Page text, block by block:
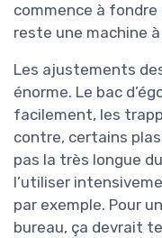
commence à
reste une machine
Les ajustements
énorme. Le bac
facilement, les
contre, certains
pas la très longue
l’utiliser
par exemple. Pour
bureau, ça devrait